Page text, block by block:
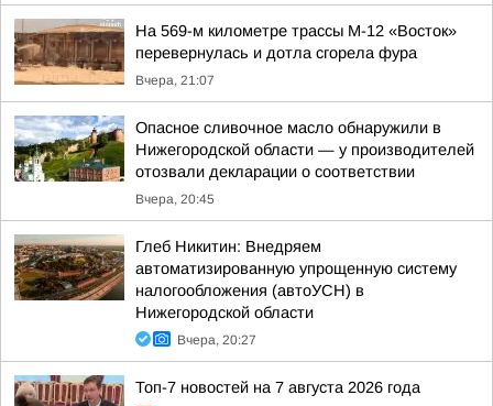
На 569-м километре трассы М-12 «Восток»
перевернулась и дотла сгорела фура
Вчера, 21:07
Опасное сливочное масло обнаружили в
Нижегородской области — у производителей
отозвали декларации о соответствии
Вчера, 20:45
Глеб Никитин: Внедряем
автоматизированную упрощенную систему
налогообложения (автоУСН) в
Нижегородской области
Вчера, 20:27
Топ-7 новостей на 7 августа 2026 года